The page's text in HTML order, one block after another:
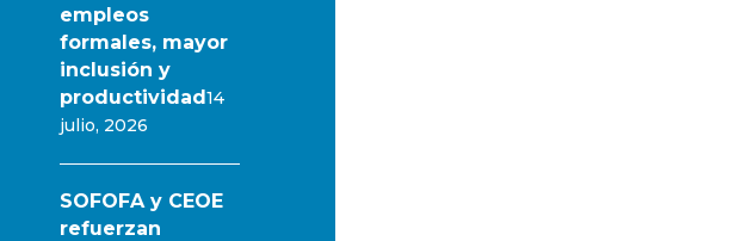
empleos
formales, mayor
inclusión y
productividad14
julio, 2026
SOFOFA y CEOE
refuerzan